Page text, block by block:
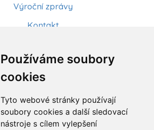
Používáme soubory
cookies
Tyto webové stránky používají
soubory cookies a další sledovací
nástroje s cílem vylepšení
Výroční zprávy
Kontakt
Články
Kurzy a workshopy
Sídlo ČADBT